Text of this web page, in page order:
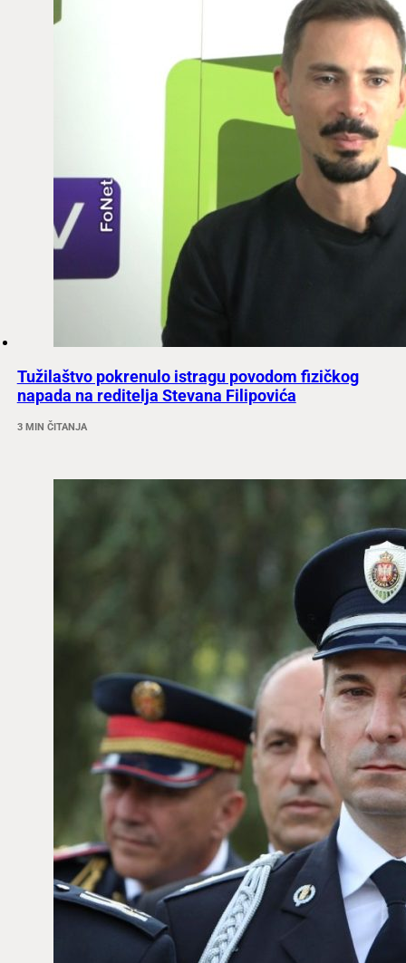
Tužilaštvo pokrenulo istragu povodom fizičkog
napada na reditelja Stevana Filipovića
3 MIN ČITANJA